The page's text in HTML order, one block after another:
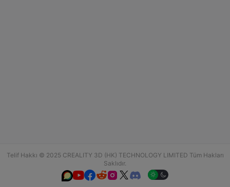
Telif Hakkı © 2025 CREALITY 3D (HK) TECHNOLOGY LIMITED Tüm Hakları
Saklıdır.
  